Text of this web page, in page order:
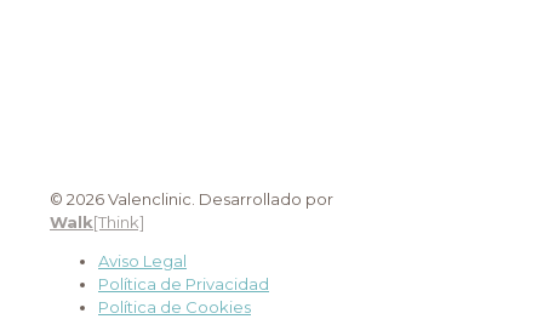
© 2026 Valenclinic. Desarrollado por
Walk[Think]
Aviso Legal
Política de Privacidad
Política de Cookies